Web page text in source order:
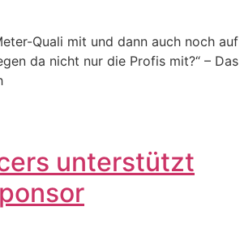
Quali mit und dann auch noch auf
da nicht nur die Profis mit?“ – Das
unterstützt